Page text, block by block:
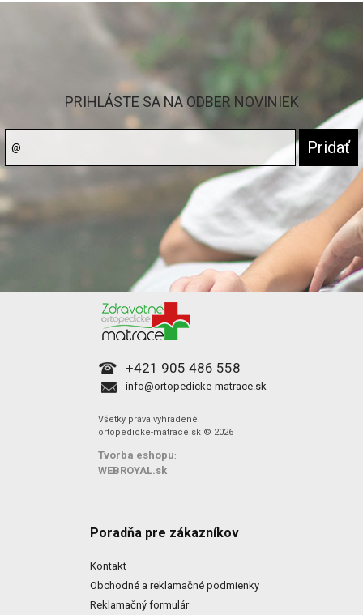
PRIHLÁSTE SA NA ODBER NOVINIEK
+421 905 486 558
info@ortopedicke-matrace.sk
Všetky práva vyhradené.
ortopedicke-matrace.sk © 2026
Tvorba eshopu:
WEBROYAL.sk
Poradňa pre zákazníkov
Kontakt
Obchodné a reklamačné podmienky
Reklamačný formulár